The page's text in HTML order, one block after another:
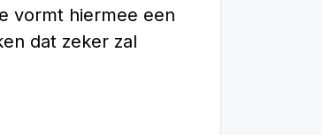
vormt hiermee een
dat zeker zal